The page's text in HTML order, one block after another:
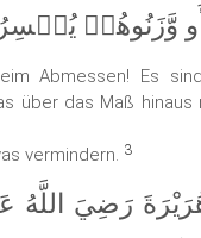
وَّزَنُوهُمۡ
Abmessen! Es
über das Maß
vermindern. 3
رَضِيَ اللَّهُ